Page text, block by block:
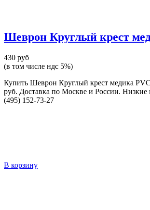
Шеврон Круглый крест
430 руб
(в том числе ндс 5%)
Купить Шеврон Круглый крест медика
руб. Доставка по Москве и России.
(495) 152-73-27
В корзину